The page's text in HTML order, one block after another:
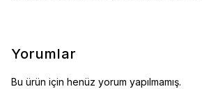
Yorumlar
Bu ürün için henüz yorum yapılmamış.